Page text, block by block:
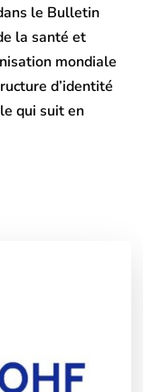
le Bulletin
la santé et
mondiale
d’identité
qui suit en